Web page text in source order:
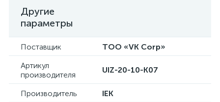
Другие
параметры
Поставщик
ТОО «VK Corp»
Артикул
производителя
UIZ-20-10-K07
Производитель
IEK